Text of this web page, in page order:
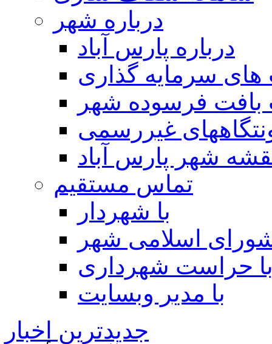
درباره شهر
درباره پارس آباد
سرمایه گذاری
بافت فرسوده شهر
غیررسمی
شهر پارس آباد
تماس مستقیم
با شهردار
اسلامی شهر
حراست شهرداری
با مدیر وبسایت
جدیدترین اخبار